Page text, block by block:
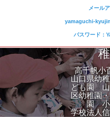
メール
yamaguchi-
パスワード：
高千帆
高千帆小
山口県幼
ども園 山
区幼稚園
園 小
学校法人